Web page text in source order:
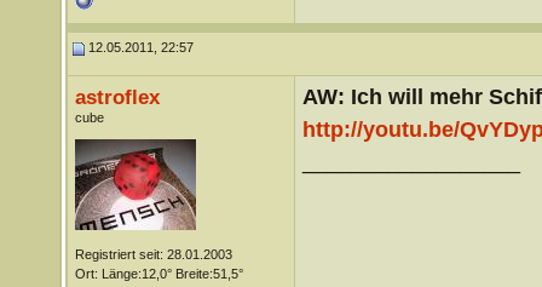
12.05.2011, 22:57
astroflex
cube
Registriert seit: 28.01.2003
Ort: Länge:12,0° Breite:51,5°
AW: Ich will mehr
http://youtu.be/